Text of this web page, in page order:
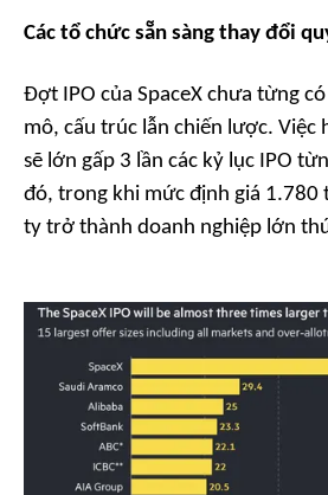
Các tổ chức sẵn sàng thay đổi
Đợt IPO của SpaceX chưa từng
mô, cấu trúc lẫn chiến lược. Việc
sẽ lớn gấp 3 lần các kỷ lục IPO
đó, trong khi mức định giá 1.780
ty trở thành doanh nghiệp lớn